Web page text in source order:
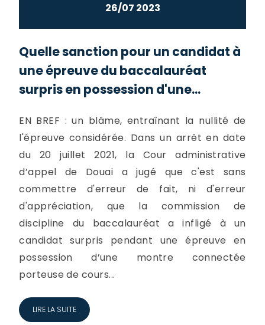
26/07 2023
Quelle sanction pour un candidat à
une épreuve du baccalauréat
surpris en possession d'une...
EN BREF : un blâme, entraînant la nullité de
l'épreuve considérée. Dans un arrêt en date
du 20 juillet 2021, la Cour administrative
d’appel de Douai a jugé que c'est sans
commettre d'erreur de fait, ni d'erreur
d'appréciation, que la commission de
discipline du baccalauréat a infligé à un
candidat surpris pendant une épreuve en
possession d’une montre connectée
porteuse de cours...
LIRE LA SUITE